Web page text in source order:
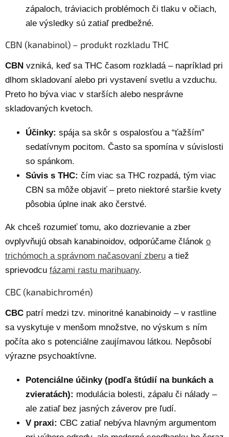
zápaloch, tráviacich problémoch či tlaku v očiach,
ale výsledky sú zatiaľ predbežné.
CBN (kanabinol) – produkt rozkladu THC
CBN vzniká, keď sa THC časom rozkladá – napríklad pri
dlhom skladovaní alebo pri vystavení svetlu a vzduchu.
Preto ho býva viac v starších alebo nesprávne
skladovaných kvetoch.
Účinky: spája sa skôr s ospalosťou a “ťažším”
sedatívnym pocitom. Často sa spomína v súvislosti
so spánkom.
Súvis s THC: čím viac sa THC rozpadá, tým viac
CBN sa môže objaviť – preto niektoré staršie kvety
pôsobia úplne inak ako čerstvé.
Ak chceš rozumieť tomu, ako dozrievanie a zber
ovplyvňujú obsah kanabinoidov, odporúčame článok o
trichómoch a správnom načasovaní zberu a tiež
sprievodcu fázami rastu marihuany.
CBC (kanabichromén)
CBC patrí medzi tzv. minoritné kanabinoidy – v rastline
sa vyskytuje v menšom množstve, no výskum s ním
počíta ako s potenciálne zaujímavou látkou. Nepôsobí
výrazne psychoaktívne.
Potenciálne účinky (podľa štúdií na bunkách a
zvieratách): modulácia bolesti, zápalu či nálady –
ale zatiaľ bez jasných záverov pre ľudí.
V praxi: CBC zatiaľ nebýva hlavným argumentom